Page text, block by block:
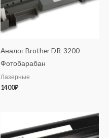
Аналог Brother DR-3200
Фотобарабан
Лазерные
1400₽